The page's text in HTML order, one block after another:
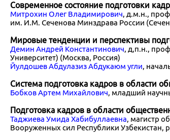
Современное состояние подготовки
Митрохин Олег Владимирович, д.м.н.,
им. И.М. Сеченова Минздрава России
Мировые тенденции и перспективы
Демин Андрей Константинович, д,п.н.,
Университет) (Москва, Россия)
Йулдошев Абдулазиз Абдукаюм угли,
Система подготовка кадров в области
Бобков Артем Михайлович, младший
Подготовка кадров в области
Таджиева Умида Хабибуллаевна, магистр
Вооруженных сил Республики Узбекистан,